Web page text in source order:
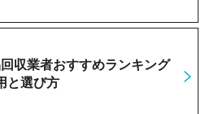
収業者おすすめランキング
と選び方